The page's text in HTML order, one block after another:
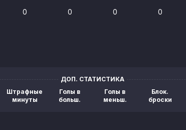
0 0 0 0
ДОП. СТАТИСТИКА
Штрафные
минуты
Голы в
больш.
Голы в
меньш.
Блок.
броски